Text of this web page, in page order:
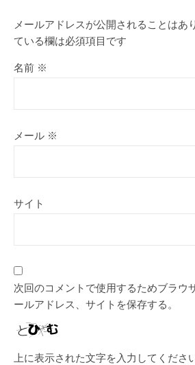
メールアドレスが公開されることはあ
ている欄は必須項目です
名前 ※
メール ※
サイト
次回のコメントで使用するためブラウ
ールアドレス、サイトを保存する。
上に表示された文字を入力してください